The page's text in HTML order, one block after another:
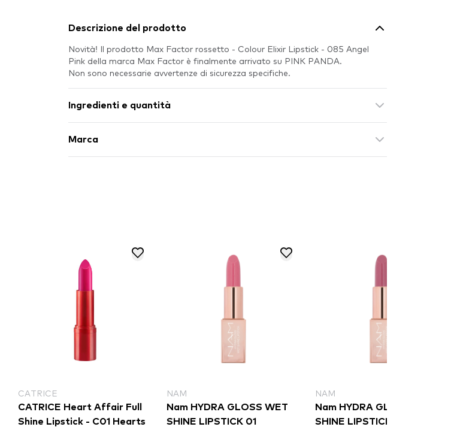
Descrizione del prodotto
Novità! Il prodotto Max Factor rossetto - Colour Elixir Lipstick - 085 Angel
Pink della marca Max Factor è finalmente arrivato su PINK PANDA.
Non sono necessarie avvertenze di sicurezza specifiche.
Ingredienti e quantità
Marca
CATRICE
CATRICE Heart Affair Full
Shine Lipstick - C01 Hearts
NAM
Nam HYDRA GLOSS WET
SHINE LIPSTICK 01
NAM
Nam HYDRA GLOSS WET
SHINE LIPSTICK 02